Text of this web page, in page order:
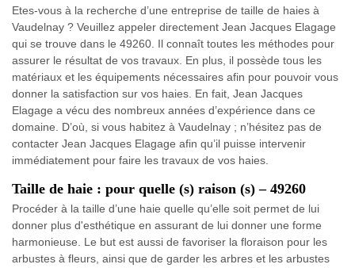
Etes-vous à la recherche d’une entreprise de taille de haies à
Vaudelnay ? Veuillez appeler directement Jean Jacques Elagage
qui se trouve dans le 49260. Il connaît toutes les méthodes pour
assurer le résultat de vos travaux. En plus, il possède tous les
matériaux et les équipements nécessaires afin pour pouvoir vous
donner la satisfaction sur vos haies. En fait, Jean Jacques
Elagage a vécu des nombreux années d’expérience dans ce
domaine. D’où, si vous habitez à Vaudelnay ; n’hésitez pas de
contacter Jean Jacques Elagage afin qu’il puisse intervenir
immédiatement pour faire les travaux de vos haies.
Taille de haie : pour quelle (s) raison (s) – 49260
Procéder à la taille d’une haie quelle qu’elle soit permet de lui
donner plus d'esthétique en assurant de lui donner une forme
harmonieuse. Le but est aussi de favoriser la floraison pour les
arbustes à fleurs, ainsi que de garder les arbres et les arbustes